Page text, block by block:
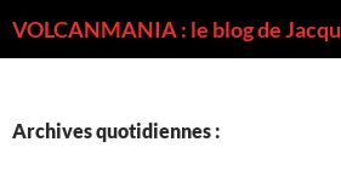
Archives quotidiennes :